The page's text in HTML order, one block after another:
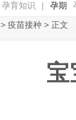
孕育知识 | 孕期
> 疫苗接种 > 正文